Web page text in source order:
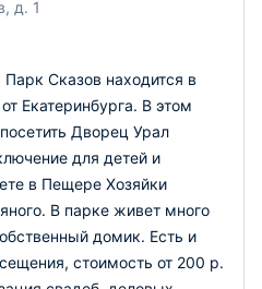
д. 1
Сказов находится в
Екатеринбурга. В этом
Дворец Урал
для детей и
в Пещере Хозяйки
В парке живет много
домик. Есть и
стоимость от 200 р.